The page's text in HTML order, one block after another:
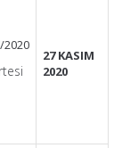
2020
27 KASIM
2020